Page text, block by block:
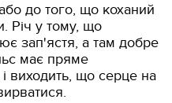
до того, що коханий
Річ у тому, що
зап'ястя, а там добре
має пряме
виходить, що серце на